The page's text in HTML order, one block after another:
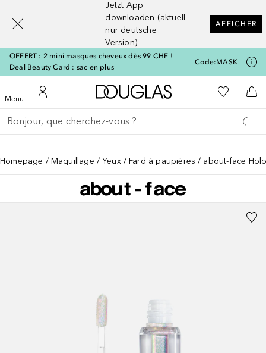
Jetzt App
downloaden (aktuell
nur deutsche
Version)
AFFICHER
OFFERT : 2 mini masques cheveux dès 99 CHF !
Deal Beauty Card : sac en plus
Code:MASK
MenuOuvrir le menuVers Mon Compte
Vers l'accueil Douglas
Vers Ma
Retourner
Exécuter la recherche
Homepage Maquillage Yeux Fard à paupières about-face
[navigation.slideout.screenreader]